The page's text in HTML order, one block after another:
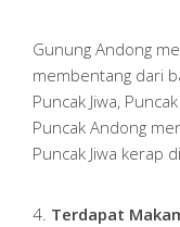
Gunung Andong
membentang dari
Puncak Jiwa,
Puncak Andong
Puncak Jiwa kerap
4. Terdapat